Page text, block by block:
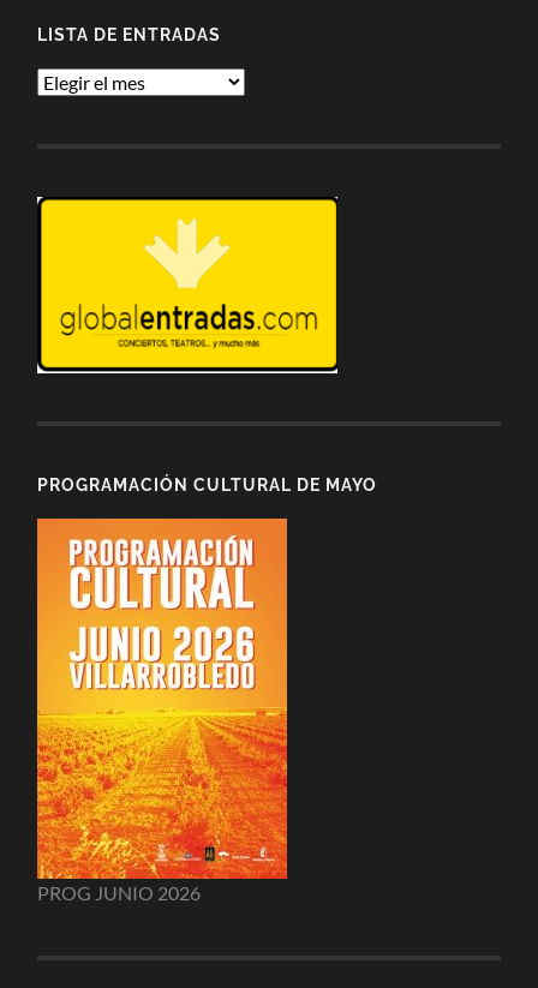
LISTA DE ENTRADAS
Lista
PROGRAMACIÓN CULTURAL DE MAYO
PROG JUNIO 2026